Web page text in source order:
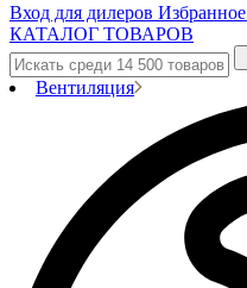
Вход для дилеров Избранное
КАТАЛОГ ТОВАРОВ
Вентиляция